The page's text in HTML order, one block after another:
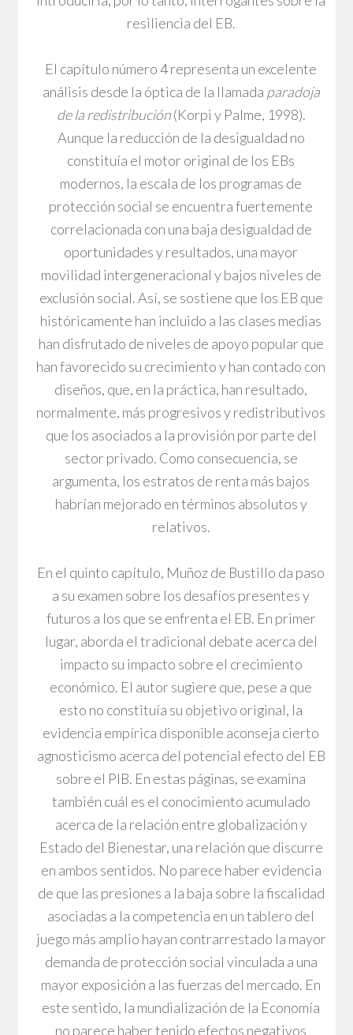
resiliencia del EB.
El capítulo número 4 representa un excelente
análisis desde la óptica de la llamada paradoja
de la redistribución(Korpi y Palme, 1998).
Aunque la reducción de la desigualdad no
constituía el motor original de los EBs
modernos, la escala de los programas de
protección social se encuentra fuertemente
correlacionada con una baja desigualdad de
oportunidades y resultados, una mayor
movilidad intergeneracional y bajos niveles de
exclusión social. Así, se sostiene que los EB que
históricamente han incluido a las clases medias
han disfrutado de niveles de apoyo popular que
han favorecido su crecimiento y han contado con
diseños, que, en la práctica, han resultado,
normalmente, más progresivos y redistributivos
que los asociados a la provisión por parte del
sector privado. Como consecuencia, se
argumenta, los estratos de renta más bajos
habrían mejorado en términos absolutos y
relativos.
En el quinto capítulo, Muñoz de Bustillo da paso
a su examen sobre los desafíos presentes y
futuros a los que se enfrenta el EB. En primer
lugar, aborda el tradicional debate acerca del
impacto su impacto sobre el crecimiento
económico. El autor sugiere que, pese a que
esto no constituía su objetivo original, la
evidencia empírica disponible aconseja cierto
agnosticismo acerca del potencial efecto del EB
sobre el PIB. En estas páginas, se examina
también cuál es el conocimiento acumulado
acerca de la relación entre globalización y
Estado del Bienestar, una relación que discurre
en ambos sentidos. No parece haber evidencia
de que las presiones a la baja sobre la fiscalidad
asociadas a la competencia en un tablero del
juego más amplio hayan contrarrestado la mayor
demanda de protección social vinculada a una
mayor exposición a las fuerzas del mercado. En
este sentido, la mundialización de la Economía
no parece haber tenido efectos negativos